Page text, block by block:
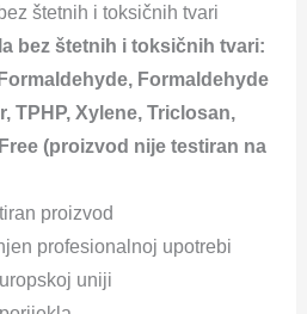
štetnih i toksičnih tvari
bez štetnih i toksičnih tvari:
Formaldehyde
TPHP, Xylene, Triclosan,
(proizvod nije testiran na
proizvod
profesionalnoj upotrebi
uniji